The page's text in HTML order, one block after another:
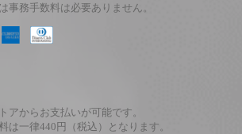
事務手数料は必要ありません。
アからお支払いが可能です。
は一律440円（税込）となります。